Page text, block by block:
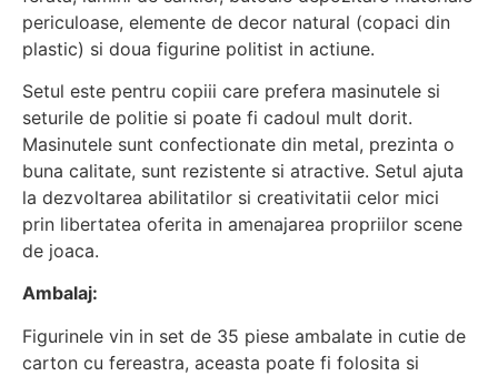
periculoase, elemente de decor natural (copaci din
plastic) si doua figurine politist in actiune.
Setul este pentru copiii care prefera masinutele si
seturile de politie si poate fi cadoul mult dorit.
Masinutele sunt confectionate din metal, prezinta o
buna calitate, sunt rezistente si atractive. Setul ajuta
la dezvoltarea abilitatilor si creativitatii celor mici
prin libertatea oferita in amenajarea propriilor scene
de joaca.
Ambalaj:
Figurinele vin in set de 35 piese ambalate in cutie de
carton cu fereastra, aceasta poate fi folosita si